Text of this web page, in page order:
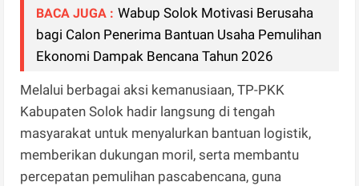
BACA JUGA : Wabup Solok Motivasi Berusaha
bagi Calon Penerima Bantuan Usaha Pemulihan
Ekonomi Dampak Bencana Tahun 2026
Melalui berbagai aksi kemanusiaan, TP-PKK
Kabupaten Solok hadir langsung di tengah
masyarakat untuk menyalurkan bantuan logistik,
memberikan dukungan moril, serta membantu
percepatan pemulihan pascabencana, guna